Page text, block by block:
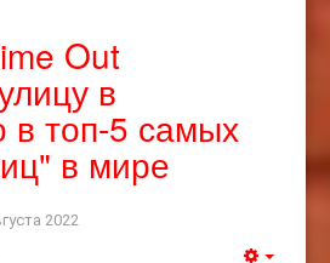
Out
в
в топ-5 самых
в мире
2022